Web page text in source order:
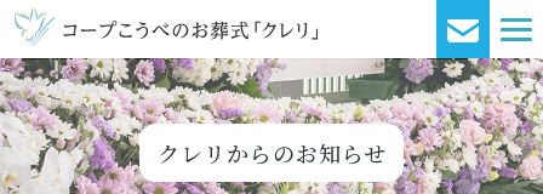
クレリからのお知らせ